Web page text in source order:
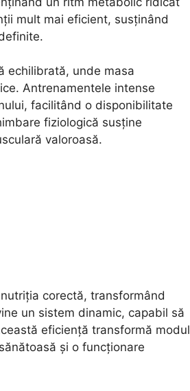
mult mai eficient, susținând
echilibrată, unde masa
Antrenamentele intense
facilitând o disponibilitate
fiziologică susține
valoroasă.
corectă, transformând
un sistem dinamic, capabil să
eficiență transformă modul
și o funcționare